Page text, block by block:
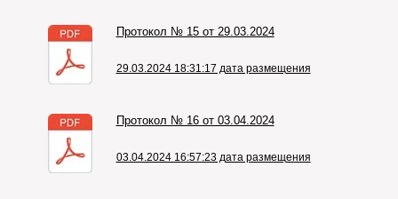
Протокол № 15 от 29.03.2024
29.03.2024 18:31:17 дата размещения
Протокол № 16 от 03.04.2024
03.04.2024 16:57:23 дата размещения